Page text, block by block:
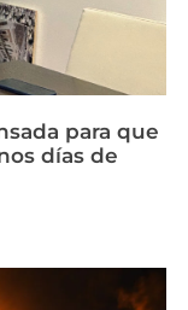
para que
días de